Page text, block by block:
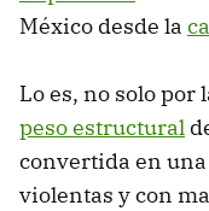
México desde la
Lo es, no solo
peso estructural
convertida en
violentas y con